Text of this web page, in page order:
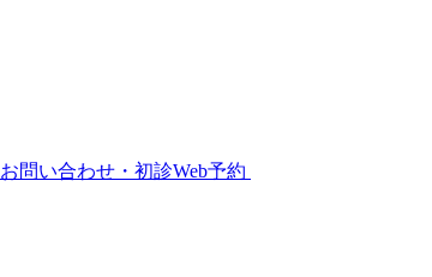
お問い合わせ・初診Web予約